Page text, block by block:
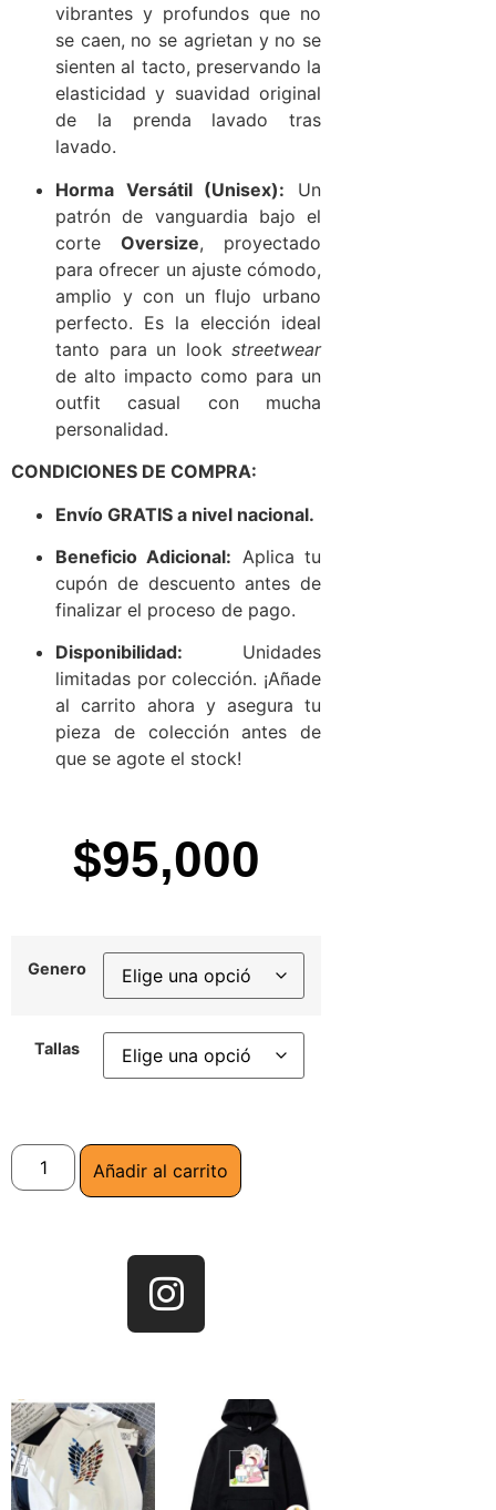
vibrantes y profundos que no
se caen, no se agrietan y no se
sienten al tacto, preservando la
elasticidad y suavidad original
de la prenda lavado tras
lavado.
Horma Versátil (Unisex): Un
patrón de vanguardia bajo el
corte Oversize, proyectado
para ofrecer un ajuste cómodo,
amplio y con un flujo urbano
perfecto. Es la elección ideal
tanto para un look streetwear
de alto impacto como para un
outfit casual con mucha
personalidad.
CONDICIONES DE COMPRA:
Envío GRATIS a nivel nacional.
Beneficio Adicional: Aplica tu
cupón de descuento antes de
finalizar el proceso de pago.
Disponibilidad: Unidades
limitadas por colección. ¡Añade
al carrito ahora y asegura tu
pieza de colección antes de
que se agote el stock!
$95,000
Genero
Tallas
Añadir al carrito